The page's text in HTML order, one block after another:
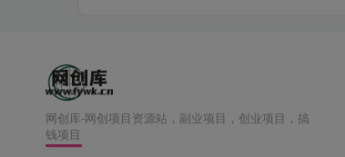
网创库-网创项目资源站，副业项目，创业项目，搞
钱项目